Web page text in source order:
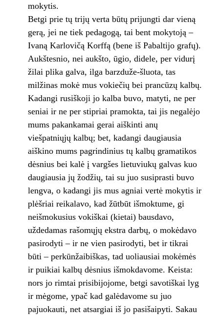
mokytis.
Betgi prie tų trijų verta būtų prijungti dar vieną
gerą, jei ne tiek pedagogą, tai bent mokytoją –
Ivaną Karlovičą Korffą (bene iš Pabaltijo grafų).
Aukštesnio, nei aukšto, ūgio, didele, per vidurį
žilai plika galva, ilga barzduže-šluota, tas
milžinas mokė mus vokiečių bei prancūzų kalbų.
Kadangi rusiškoji jo kal­ba buvo, matyti, ne per
seniai ir ne per stip­riai pramokta, tai jis negalėjo
mums pakan­kamai gerai aiškinti anų
viešpatniųjų kalbų; bet, kadangi daugiausia
aiškino mums pagrin­dinius tų kalbų gramatikos
dėsnius bei kalė į vargšes lietuviukų galvas kuo
daugiausia jų žodžių, tai su juo susiprasti buvo
lengva, o kadangi jis mus agniai vertė mokytis ir
plėšriai reikalavo, kad žūtbūt išmoktume, gi
neišmokusius vokiškai (kietai) bausdavo,
uždeda­mas rašomųjų ekstra darbų, o mokėdavo
pasirodyti – ir ne vien pasirodyti, bet ir tikrai
būti – perkūnžaibiškas, tad uoliausiai mokėmės
ir puikiai kalbų dėsnius išmokdavome. Keista:
nors jo rimtai prisibijojome, betgi savotiškai lyg
ir mėgome, ypač kad galėdavo­me su juo
pajuokauti, net atsargiai iš jo pasišaipyti. Sakau